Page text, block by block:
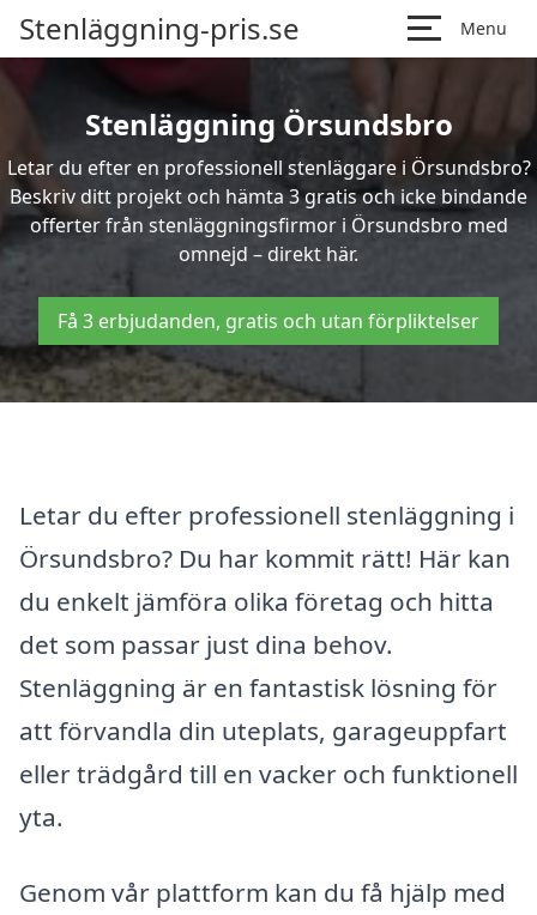
Stenläggning-pris.se Menu
Stenläggning Örsundsbro
Letar du efter en professionell stenläggare i Örsundsbro?
Beskriv ditt projekt och hämta 3 gratis och icke bindande
offerter från stenläggningsfirmor i Örsundsbro med
omnejd – direkt här.
Få 3 erbjudanden, gratis och utan förpliktelser
Letar du efter professionell stenläggning i
Örsundsbro? Du har kommit rätt! Här kan
du enkelt jämföra olika företag och hitta
det som passar just dina behov.
Stenläggning är en fantastisk lösning för
att förvandla din uteplats, garageuppfart
eller trädgård till en vacker och funktionell
yta.
Genom vår plattform kan du få hjälp med